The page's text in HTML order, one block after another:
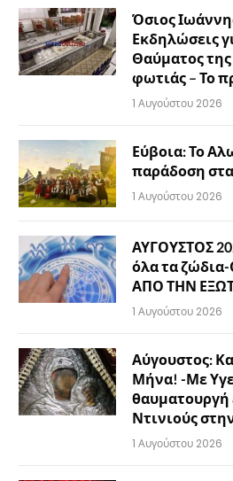
Όσιος
Εκδηλώσεις
Θαύματος
φωτιάς – Το
1 Αυγούστου 2026
Εύβοια: Το
παράδοση
1 Αυγούστου 2026
ΑΥΓΟΥΣΤΟΣ
όλα τα
ΑΠΟ ΤΗΝ
1 Αυγούστου 2026
Αύγουστος:
Μήνα! -Με
θαυματουργή
Ντινιούς
1 Αυγούστου 2026